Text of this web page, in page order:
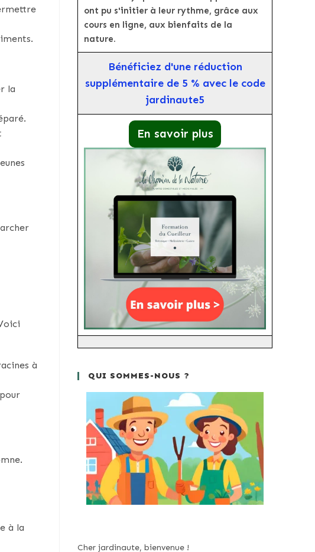
la
à
à la
ont pu s'initier à leur rythme, grâce aux
cours en ligne, aux bienfaits de la
nature.
Bénéficiez d'une réduction
supplémentaire de 5 % avec le code
jardinaute5
En savoir plus
QUI SOMMES-NOUS ?
Cher jardinaute, bienvenue !